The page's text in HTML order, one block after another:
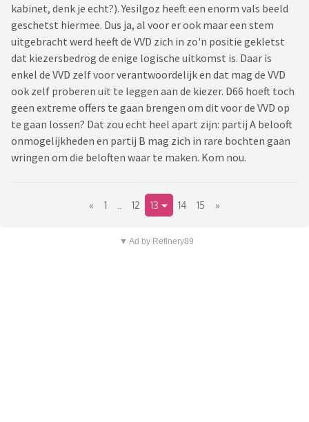
kabinet, denk je echt?). Yesilgoz heeft een enorm vals beeld
geschetst hiermee. Dus ja, al voor er ook maar een stem
uitgebracht werd heeft de VVD zich in zo'n positie gekletst
dat kiezersbedrog de enige logische uitkomst is. Daar is
enkel de VVD zelf voor verantwoordelijk en dat mag de VVD
ook zelf proberen uit te leggen aan de kiezer. D66 hoeft toch
geen extreme offers te gaan brengen om dit voor de VVD op
te gaan lossen? Dat zou echt heel apart zijn: partij A belooft
onmogelijkheden en partij B mag zich in rare bochten gaan
wringen om die beloften waar te maken. Kom nou.
« 1 12 13 14 15 »
▼ Ad by Refinery89